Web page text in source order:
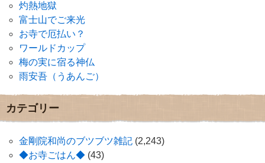
灼熱地獄
富士山でご来光
お寺で厄払い？
ワールドカップ
梅の実に宿る神仏
雨安吾（うあんご）
カテゴリー
金剛院和尚のブツブツ雑記 (2,243)
◆お寺ごはん◆ (43)